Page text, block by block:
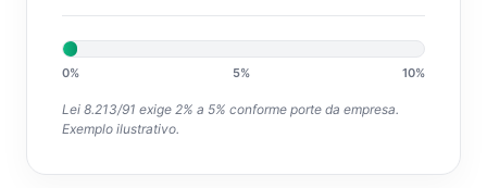
0% 5% 10%
Lei 8.213/91 exige 2% a 5% conforme porte da empresa.
Exemplo ilustrativo.